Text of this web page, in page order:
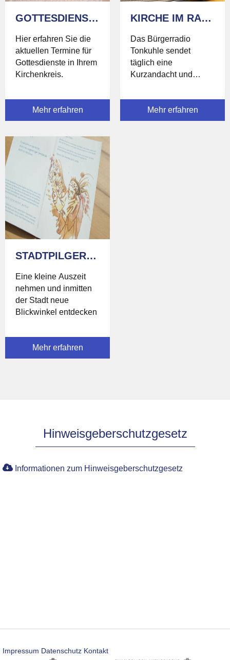
GOTTESDIENSTE
Hier erfahren Sie die
aktuellen Termine für
Gottesdienste in Ihrem
Kirchenkreis.
Mehr erfahren
KIRCHE IM RADIO
Das Bürgerradio
Tonkuhle sendet
täglich eine
Kurzandacht und
interessante Beiträge
aus dem kirchlichen
Leben.
Mehr erfahren
STADTPILGERWEG
Eine kleine Auszeit
nehmen und inmitten
der Stadt neue
Blickwinkel entdecken
Mehr erfahren
Hinweisgeberschutzgesetz
Informationen zum Hinweisgeberschutzgesetz
Impressum Datenschutz Kontakt